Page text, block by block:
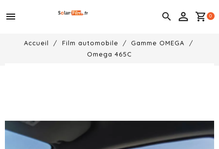
menu shopping_cart 0

Accueil Film automobile
Gamme OMEGA
Omega 465C